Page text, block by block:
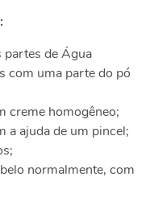
partes de Água
com uma parte do pó
creme homogêneo;
a ajuda de um pincel;
normalmente, com